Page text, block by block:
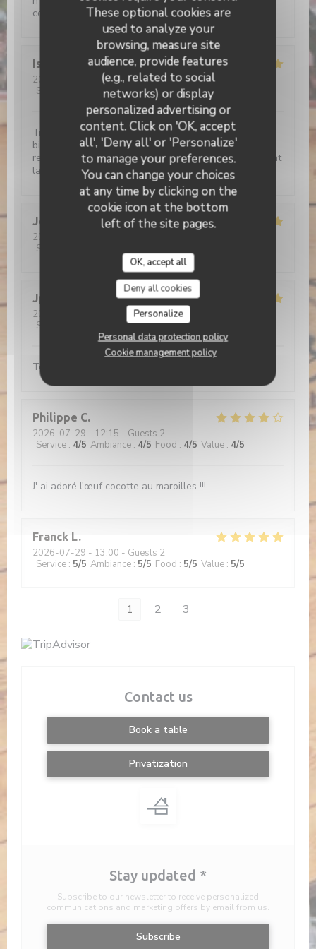
These optional cookies are
used to analyze your
browsing, measure site
audience, provide features
(e.g., related to social
networks) or display
personalized advertising or
content. Click on 'OK, accept
all', 'Deny all' or 'Personalize'
to manage your preferences.
You can change your choices
at any time by clicking on the
cookie icon at the bottom
left of the site pages.
OK, accept all
Deny all cookies
Personalize
Personal data protection policy
Cookie management policy
conviendra!!!
Isabelle
2026-08-01
- 19:15 - Guests 2
Service
Ambiance:5/5 Food :5/5 Value
Très bon moment, avec un accueil irréprochable et
bienveillant Croquettes de crevettes délicieuses, je
recommande Le café gourmand un régal Bref Vivement
la prochaine!
Jerome
2026-07-30
Service
Jp
2026-07-30
- 12:30 - Guests 2
Service
Ambiance:5/5 Food:5/5
Tout est bon
Philippe C
2026-07-29 - 12:15 - Guests 2
Service : 4/5 Ambiance : 4/5 Food : 4/5 Value : 4/5
J' ai adoré l'œuf cocotte au maroilles !!!
Franck L
2026-07-29 - 13:00 - Guests 2
Service : 5/5 Ambiance : 5/5 Food : 5/5 Value : 5/5
1 2 3
Contact us
Book a table
Privatization
Stay updated *
Subscribe to our newsletter to receive personalized
communications and marketing offers by email from us.
Subscribe
L'étable de Hem